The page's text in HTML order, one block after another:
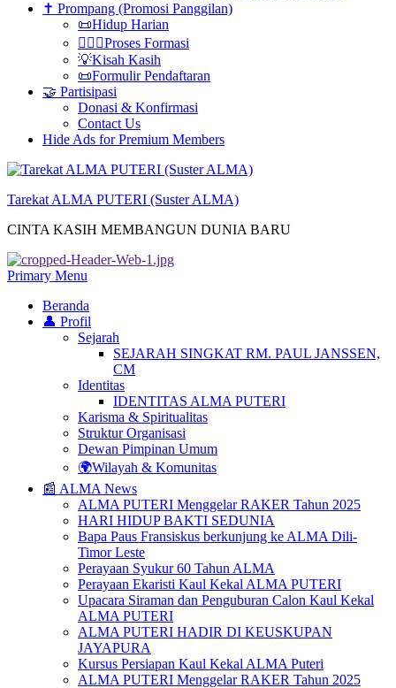
✝️ Prompang (Promosi Panggilan)
📜Hidup Harian
🚶‍♀️✨Proses Formasi
💡Kisah Kasih
📜Formulir Pendaftaran
🤝 Partisipasi
Donasi & Konfirmasi
Contact Us
Hide Ads for Premium Members
Tarekat ALMA PUTERI (Suster ALMA)
CINTA KASIH MEMBANGUN DUNIA BARU
Primary Menu
Beranda
👤 Profil
Sejarah
SEJARAH SINGKAT RM. PAUL JANSSEN,
CM
Identitas
IDENTITAS ALMA PUTERI
Karisma & Spiritualitas
Struktur Organisasi
Dewan Pimpinan Umum
🌍Wilayah & Komunitas
📰 ALMA News
ALMA PUTERI Menggelar RAKER Tahun 2025
HARI HIDUP BAKTI SEDUNIA
Bapa Paus Fransiskus berkunjung ke ALMA Dili-
Timor Leste
Perayaan Syukur 60 Tahun ALMA
Perayaan Ekaristi Kaul Kekal ALMA PUTERI
Upacara Siraman dan Penguburan Calon Kaul Kekal
ALMA PUTERI
ALMA PUTERI HADIR DI KEUSKUPAN
JAYAPURA
Kursus Persiapan Kaul Kekal ALMA Puteri
ALMA PUTERI Menggelar RAKER Tahun 2025